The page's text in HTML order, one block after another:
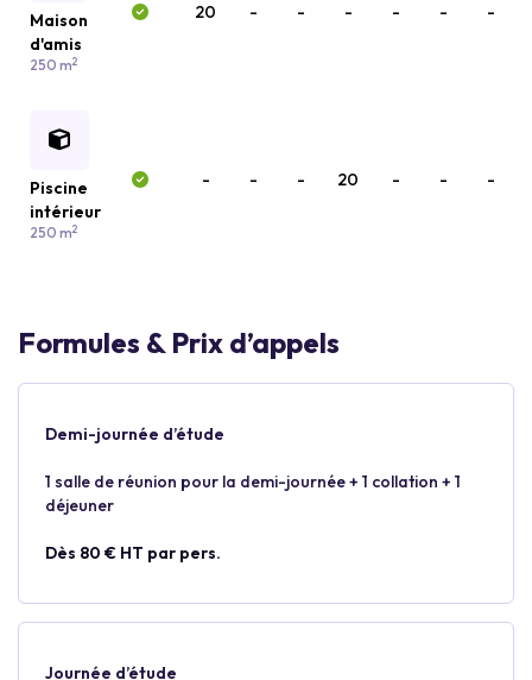
Maison
d'amis
250 m2
20 - - - - - -
Piscine
intérieur
250 m2
- - - 20 - - -
Formules & Prix d’appels
Demi-journée d’étude
1 salle de réunion pour la demi-journée + 1 collation + 1
déjeuner
Dès 80 € HT par pers.
Journée d’étude